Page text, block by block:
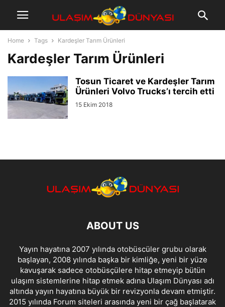
Home Tags Kardeşler Tarım Ürünleri
Kardeşler Tarım Ürünleri
Tosun Ticaret ve Kardeşler Tarım
Ürünleri Volvo Trucks’ı tercih etti
15 Ekim 2018
ABOUT US
Yayın hayatına 2007 yılında otobüscüler grubu olarak
başlayan, 2008 yılında başka bir kimliğe, yeni bir yüze
kavuşarak sadece otobüsçülere hitap etmeyip bütün
ulaşım sistemlerine hitap etmek adına Ulaşım Dünyası adı
altında yayın hayatına büyük bir revizyonla devam etmiştir.
2015 yılında Forum siteleri arasında yeni bir çağ başlatarak